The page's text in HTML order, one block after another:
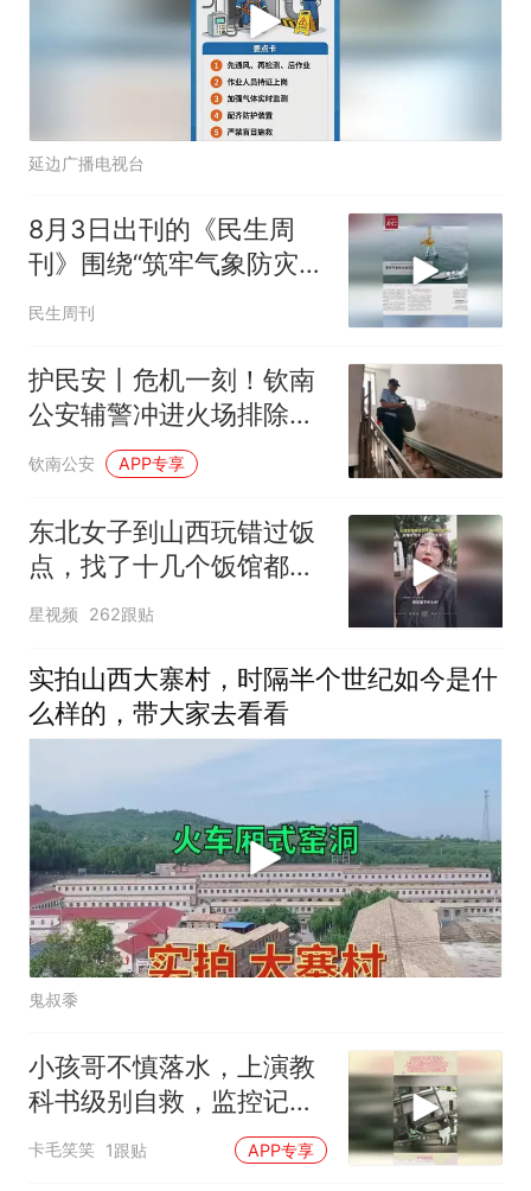
延边广播电视台
8月3日出刊的《民生周
刊》围绕“筑牢气象防灾减
灾第一道防线”推出封面报
民生周刊
护民安丨危机一刻！钦南
公安辅警冲进火场排除险
情
钦南公安 APP专享
东北女子到山西玩错过饭
点，找了十几个饭馆都没
开门：午休到几点
星视频 262跟贴
实拍山西大寨村，时隔半个世纪如今是什
么样的，带大家去看看
鬼叔黍
小孩哥不慎落水，上演教
科书级别自救，监控记录
下全过程
卡毛笑笑 1跟贴 APP专享